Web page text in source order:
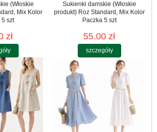
(Włoskie
Mix Kolor
5 szt
zł
Sukienki damskie (Włoskie
produkt) Roz Standard, Mix Kolor
Paczka 5 szt
55.00 zł
szczegóły